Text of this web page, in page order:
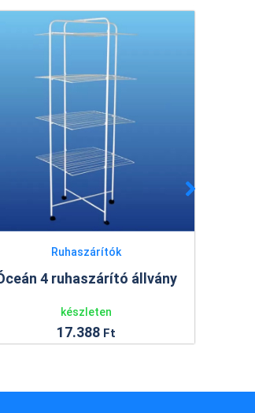
Ruhaszárítók
4 ruhaszárító állvány
készleten
17.388 Ft